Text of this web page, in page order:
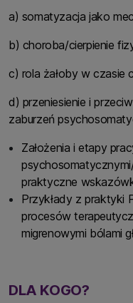
a) somatyzacja jako
b) choroba/cierpienie
c) rola żałoby w czasie
d) przeniesienie i
zaburzeń
Założenia i etapy
praktyczne
Przykłady z praktyki
procesów
migrenowymi bólami
DLA KOGO?